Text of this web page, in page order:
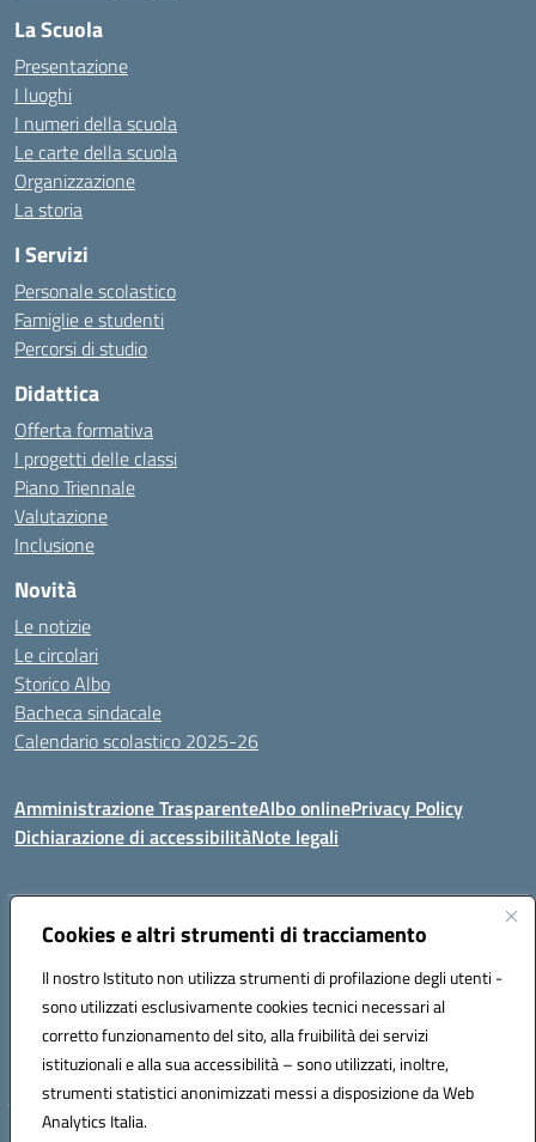
Cookies e altri strumenti di tracciamento
Il nostro Istituto non utilizza strumenti di profilazione degli utenti -
sono utilizzati esclusivamente cookies tecnici necessari al
corretto funzionamento del sito, alla fruibilità dei servizi
istituzionali e alla sua accessibilità – sono utilizzati, inoltre,
strumenti statistici anonimizzati messi a disposizione da Web
Analytics Italia.
La Scuola
Presentazione
I luoghi
I numeri della scuola
Le carte della scuola
Organizzazione
La storia
I Servizi
Personale scolastico
Famiglie e studenti
Percorsi di studio
Didattica
Offerta formativa
I progetti delle classi
Piano Triennale
Valutazione
Inclusione
Novità
Le notizie
Le circolari
Storico Albo
Bacheca sindacale
Calendario scolastico 2025-26
Amministrazione TrasparenteAlbo onlinePrivacy Policy
Dichiarazione di accessibilitàNote legali
Indirizzo:VIA A. DE GASPERI, 41 RUDIANO 25030 RUDIANO
Posta elettronica certificata (PEC):bsic86100r@pec.istruzione.it
Codice fiscale: 82002390175
Codice meccanografico: BSIC86100R